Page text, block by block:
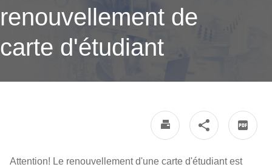
renouvellement de
carte d'étudiant
Attention! Le renouvellement d'une carte d'étudiant est